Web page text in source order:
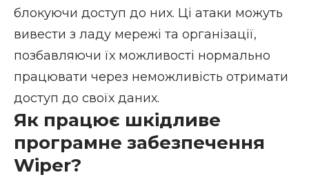
блокуючи доступ до них. Ці атаки можуть
вивести з ладу мережі та організації,
позбавляючи їх можливості нормально
працювати через неможливість отримати
доступ до своїх даних.
Як працює шкідливе
програмне забезпечення
Wiper?